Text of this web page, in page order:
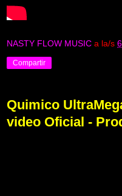
NASTY FLOW MUSIC a la/s
Compartir
Quimico
video Oficial -